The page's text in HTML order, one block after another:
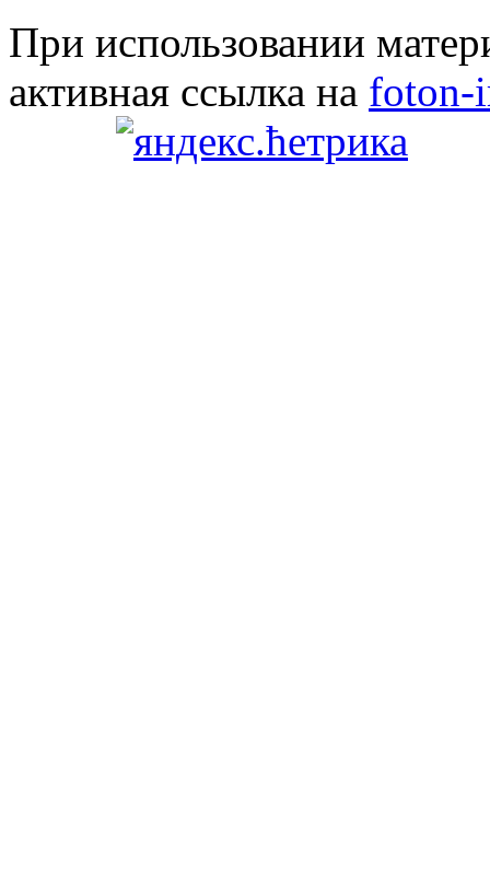
При использовании
активная ссылка на foton-